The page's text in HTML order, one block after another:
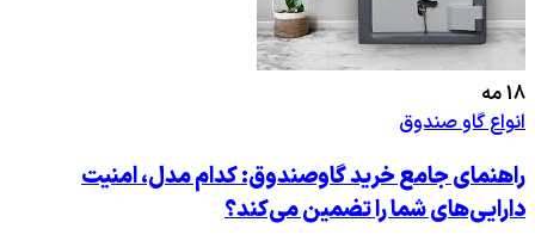
18مه
انواع گاو صندوق
راهنمای جامع خرید گاوصندوق: کدام مدل، امنیت
دارایی‌های شما را تضمین می‌کند؟